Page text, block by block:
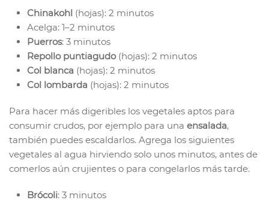
Chinakohl (hojas): 2 minutos
Acelga: 1–2 minutos
Puerros: 3 minutos
Repollo puntiagudo(hojas): 2 minutos
Col blanca (hojas): 2 minutos
Col lombarda (hojas): 2 minutos
Para hacer más digeribles los vegetales aptos para
consumir crudos, por ejemplo para una ensalada,
también puedes escaldarlos. Agrega los siguientes
vegetales al agua hirviendo solo unos minutos, antes de
comerlos aún crujientes o para congelarlos más tarde.
Brócoli: 3 minutos